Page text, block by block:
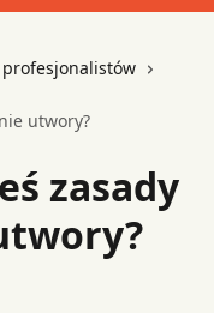
utwory?
zasady